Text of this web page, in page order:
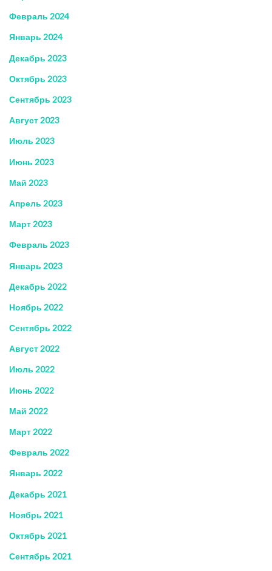
Февраль 2024
Январь 2024
Декабрь 2023
Октябрь 2023
Сентябрь 2023
Август 2023
Июль 2023
Июнь 2023
Май 2023
Апрель 2023
Март 2023
Февраль 2023
Январь 2023
Декабрь 2022
Ноябрь 2022
Сентябрь 2022
Август 2022
Июль 2022
Июнь 2022
Май 2022
Март 2022
Февраль 2022
Январь 2022
Декабрь 2021
Ноябрь 2021
Октябрь 2021
Сентябрь 2021